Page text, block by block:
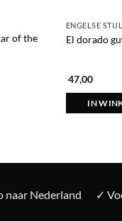
of the
ENGELSE
El dorado
47,00
IN
naar Nederland ✓